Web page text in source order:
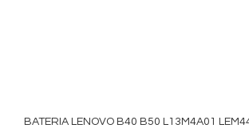
BATERIA LENOVO B40 B50 L13M4A01